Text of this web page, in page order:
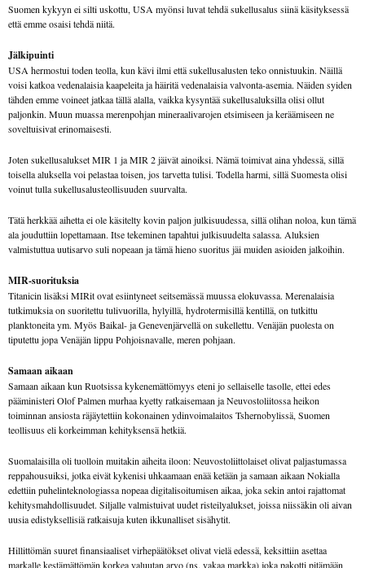
Suomen kykyyn ei silti uskottu, USA myönsi luvat tehdä sukellusalus siinä käsityksessä
että emme osaisi tehdä niitä.
Jälkipuinti
USA hermostui toden teolla, kun kävi ilmi että sukellusalusten teko onnistuukin. Näillä
voisi katkoa vedenalaisia kaapeleita ja häiritä vedenalaisia valvonta-asemia. Näiden syiden
tähden emme voineet jatkaa tällä alalla, vaikka kysyntää sukellusaluksilla olisi ollut
paljonkin. Muun muassa merenpohjan mineraalivarojen etsimiseen ja keräämiseen ne
soveltuisivat erinomaisesti.
Joten sukellusalukset MIR 1 ja MIR 2 jäivät ainoiksi. Nämä toimivat aina yhdessä, sillä
toisella aluksella voi pelastaa toisen, jos tarvetta tulisi. Todella harmi, sillä Suomesta olisi
voinut tulla sukellusalusteollisuuden suurvalta.
Tätä herkkää aihetta ei ole käsitelty kovin paljon julkisuudessa, sillä olihan noloa, kun tämä
ala jouduttiin lopettamaan. Itse tekeminen tapahtui julkisuudelta salassa. Aluksien
valmistuttua uutisarvo suli nopeaan ja tämä hieno suoritus jäi muiden asioiden jalkoihin.
MIR-suorituksia
Titanicin lisäksi MIRit ovat esiintyneet seitsemässä muussa elokuvassa. Merenalaisia
tutkimuksia on suoritettu tulivuorilla, hylyillä, hydrotermisillä kentillä, on tutkittu
planktoneita ym. Myös Baikal- ja Genevenjärvellä on sukellettu. Venäjän puolesta on
tiputettu jopa Venäjän lippu Pohjoisnavalle, meren pohjaan.
Samaan aikaan
Samaan aikaan kun Ruotsissa kykenemättömyys eteni jo sellaiselle tasolle, ettei edes
pääministeri Olof Palmen murhaa kyetty ratkaisemaan ja Neuvostoliitossa heikon
toiminnan ansiosta räjäytettiin kokonainen ydinvoimalaitos Tshernobylissä, Suomen
teollisuus eli korkeimman kehityksensä hetkiä.
Suomalaisilla oli tuolloin muitakin aiheita iloon: Neuvostoliittolaiset olivat paljastumassa
reppahousuiksi, jotka eivät kykenisi uhkaamaan enää ketään ja samaan aikaan Nokialla
edettiin puhelinteknologiassa nopeaa digitalisoitumisen aikaa, joka sekin antoi rajattomat
kehitysmahdollisuudet. Siljalle valmistuivat uudet risteilyalukset, joissa niissäkin oli aivan
uusia edistyksellisiä ratkaisuja kuten ikkunalliset sisähytit.
Hillittömän suuret finansiaaliset virhepäätökset olivat vielä edessä, keksittiin asettaa
markalle kestämättömän korkea valuutan arvo (ns. vakaa markka) joka pakotti pitämään